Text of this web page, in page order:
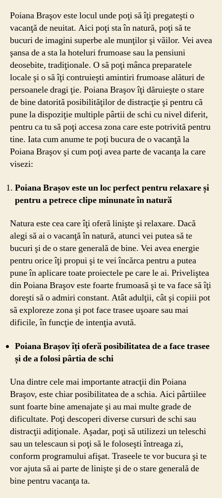
Poiana Braşov este locul unde poţi să îţi pregateşti o
vacanţă de neuitat. Aici poţi sta în natură, poţi să te
bucuri de imagini superbe ale munţilor şi văilor. Vei avea
şansa de a sta la hoteluri frumoase sau la pensiuni
deosebite, tradiţionale. O să poţi mânca preparatele
locale şi o să îţi contruieşti amintiri frumoase alături de
persoanele dragi ţie. Poiana Braşov îţi dăruieşte o stare
de bine datorită posibilităţilor de distracţie şi pentru că
pune la dispoziţie multiple pârtii de schi cu nivel diferit,
pentru ca tu să poţi accesa zona care este potrivită pentru
tine. Iata cum anume te poţi bucura de o vacanţă la
Poiana Braşov şi cum poţi avea parte de vacanţa la care
visezi:
Poiana Brașov este un loc perfect pentru relaxare și
pentru a petrece clipe minunate ȋn naturӑ
Natura este cea care îţi oferă linişte şi relaxare. Dacă
alegi să ai o vacanţă în natură, atunci vei putea să te
bucuri şi de o stare generală de bine. Vei avea energie
pentru orice îţi propui şi te vei încărca pentru a putea
pune în aplicare toate proiectele pe care le ai. Priveliştea
din Poiana Braşov este foarte frumoasă şi te va face să îţi
doreşti să o admiri constant. Atât adulţii, cât şi copiii pot
să exploreze zona şi pot face trasee uşoare sau mai
dificile, în funcţie de intenţia avută.
Poiana Brașov ȋți oferӑ posibilitatea de a face trasee
și de a folosi pȃrtia de schi
Una dintre cele mai importante atracţii din Poiana
Braşov, este chiar posibilitatea de a schia. Aici pârtiilee
sunt foarte bine amenajate şi au mai multe grade de
dificultate. Poţi descoperi diverse cursuri de schi sau
distracţii adiţionale. Aşadar, poţi să utilizezi un teleschi
sau un telescaun si poţi să le foloseşti întreaga zi,
conform programului afişat. Traseele te vor bucura şi te
vor ajuta să ai parte de linişte şi de o stare generală de
bine pentru vacanţa ta.